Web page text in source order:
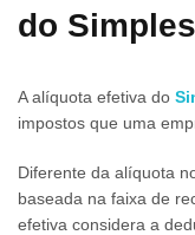
do
A alíquota efetiva do
impostos que uma
Diferente da alíquota
baseada na faixa de
efetiva considera a